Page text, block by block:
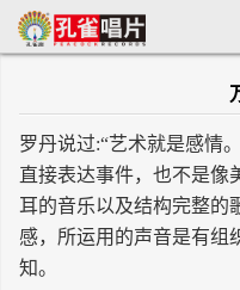
罗丹说过:“艺术就是感情
直接表达事件，也不是像
耳的音乐以及结构完整的
感，所运用的声音是有组
知。